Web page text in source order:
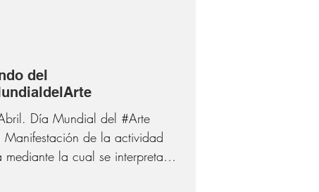
del
Día Mundial del #Arte
de la actividad
mediante la cual se interpreta lo